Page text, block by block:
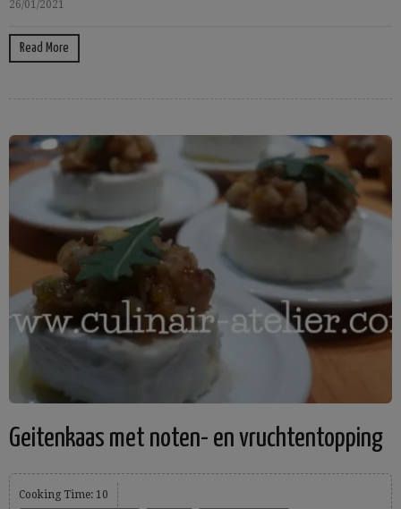
26/01/2021
Read More
Geitenkaas met noten- en vruchtentopping
Cooking Time: 10